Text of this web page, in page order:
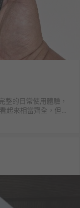
整的日常使用體驗，
起來相當齊全，但實